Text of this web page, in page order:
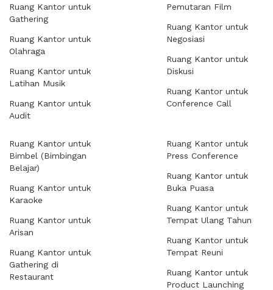
Ruang Kantor untuk
Gathering
Ruang Kantor untuk
Olahraga
Ruang Kantor untuk
Latihan Musik
Ruang Kantor untuk
Audit
Pemutaran Film
Ruang Kantor untuk
Negosiasi
Ruang Kantor untuk
Diskusi
Ruang Kantor untuk
Conference Call
Ruang Kantor untuk
Bimbel (Bimbingan
Belajar)
Ruang Kantor untuk
Karaoke
Ruang Kantor untuk
Arisan
Ruang Kantor untuk
Gathering di
Restaurant
Ruang Kantor untuk
Press Conference
Ruang Kantor untuk
Buka Puasa
Ruang Kantor untuk
Tempat Ulang Tahun
Ruang Kantor untuk
Tempat Reuni
Ruang Kantor untuk
Product Launching